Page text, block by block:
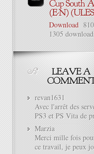
Download
1305
revan1631
Avec l'arrêt des
PS3 et PS Vita de
Marzia
Merci mille fois
ce travail, je peux